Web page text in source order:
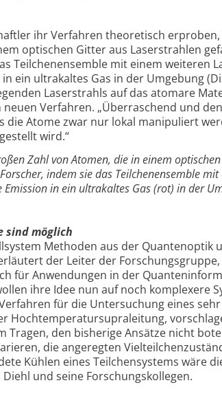
ihr Verfahren theoretisch
optischen Gitter aus Laserstrahlen
Teilchenensemble mit einem weiteren
ein ultrakaltes Gas in der Umgebung
Laserstrahls auf das atomare
Verfahren. „Überraschend und
die Atome zwar nur lokal manipuliert
wird.“
Zahl von Atomen, die in einem
indem sie das Teilchenensemble
in ein ultrakaltes Gas (rot) in der
sind möglich
Methoden aus der Quantenoptik
der Leiter der
für Anwendungen in der
ihre Idee nun auf noch komplexere
für die Untersuchung eines
Hochtemperatursupraleitung,
Tragen, den bisherige Ansätze nicht
die angeregten
Kühlen eines Teilchensystems wäre
und seine Forschungskollegen.